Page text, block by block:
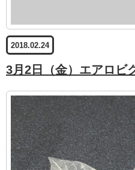
2018.02.24
3月2日（金）エアロビ